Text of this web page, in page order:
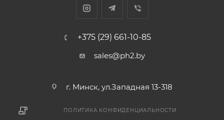
+375 (29) 661-10-85
sales@ph2.by
г. Минск, ул.Западная 13-318
ПОЛИТИКА КОНФИДЕНЦИАЛЬНОСТИ